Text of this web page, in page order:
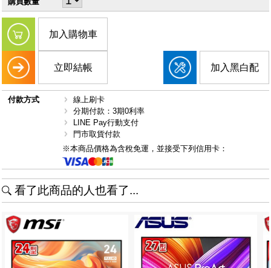
加入購物車
立即結帳 加入黑白配
付款方式
線上刷卡
分期付款：3期0利率
LINE Pay行動支付
門市取貨付款
※本商品價格為含稅免運，並接受下列信用卡：
看了此商品的人也看了...